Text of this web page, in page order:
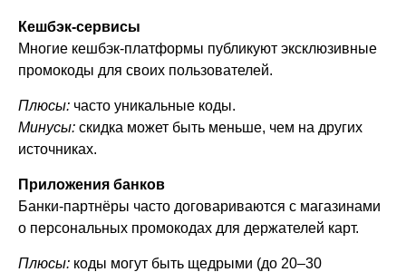
Кешбэк-сервисы
Многие кешбэк-платформы публикуют эксклюзивные
промокоды для своих пользователей.
Плюсы: часто уникальные коды.
Минусы: скидка может быть меньше, чем на других
источниках.
Приложения банков
Банки-партнёры часто договариваются с магазинами
о персональных промокодах для держателей карт.
Плюсы: коды могут быть щедрыми (до 20–30